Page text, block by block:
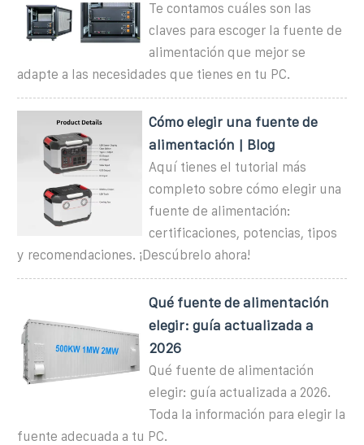
Te contamos cuáles son las
claves para escoger la fuente de
alimentación que mejor se
adapte a las necesidades que tienes en tu PC.
Cómo elegir una fuente de
alimentación | Blog
Aquí tienes el tutorial más
completo sobre cómo elegir una
fuente de alimentación:
certificaciones, potencias, tipos
y recomendaciones. ¡Descúbrelo ahora!
Qué fuente de alimentación
elegir: guía actualizada a
2026
Qué fuente de alimentación
elegir: guía actualizada a 2026.
Toda la información para elegir la
fuente adecuada a tu PC.